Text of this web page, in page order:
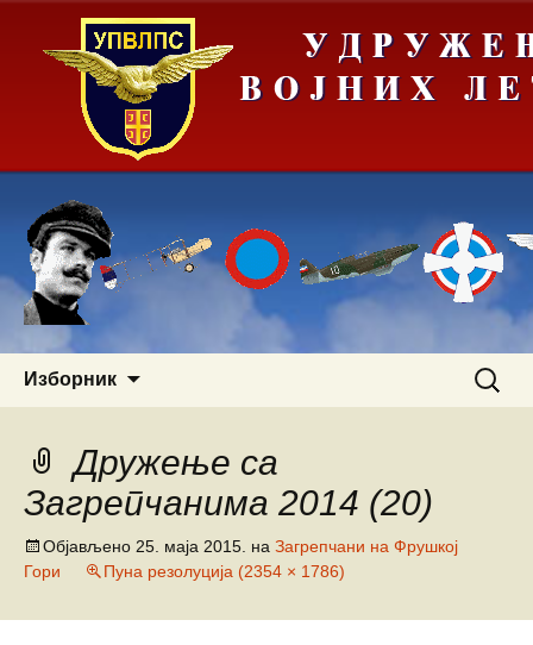
Изборник
Дружење са
Загрепчанима 2014 (20)
Објављено 25. маја 2015. на Загрепчани на Фрушкој
Гори
Пуна резолуција (2354 × 1786)